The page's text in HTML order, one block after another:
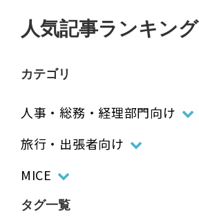
人気記事ランキング
カテゴリ
人事・総務・経理部門向け
旅行・出張者向け
MICE
タグ一覧